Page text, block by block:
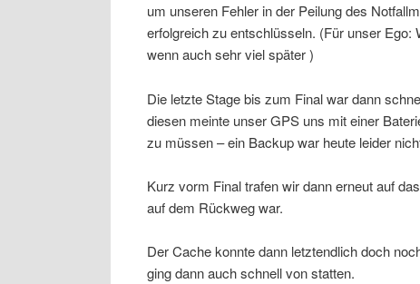
um unseren Fehler in der Peilung des
erfolgreich zu entschlüsseln. (Für unser
wenn auch sehr viel später )
Die letzte Stage bis zum Final war dann
diesen meinte unser GPS uns mit einer
zu müssen – ein Backup war heute leider
Kurz vorm Final trafen wir dann erneut auf
auf dem Rückweg war.
Der Cache konnte dann letztendlich doch
ging dann auch schnell von statten.